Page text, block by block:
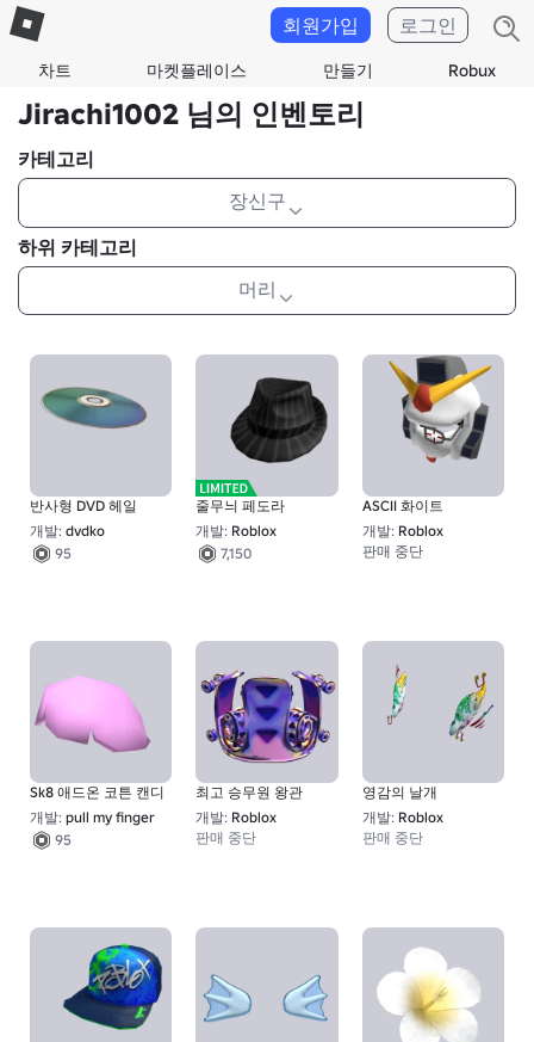
차트 마켓플레이스 만들기 Robux
회원가입 로그인
Jirachi1002 님의 인벤토리
카테고리
장신구
하위 카테고리
머리
반사형 DVD 헤일
개발: dvdko
95
줄무늬 페도라
개발: Roblox
7,150
ASCII 화이트
개발: Roblox
판매 중단
Sk8 애드온 코튼 캔디
개발: pull my finger
95
최고 승무원 왕관
개발: Roblox
판매 중단
영감의 날개
개발: Roblox
판매 중단